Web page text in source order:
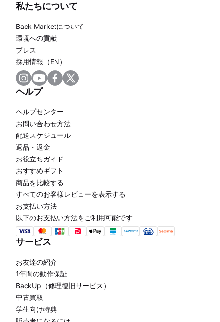
私たちについて
Back Marketについて
環境への貢献
プレス
採用情報（EN）
ヘルプ
ヘルプセンター
お問い合わせ方法
配送スケジュール
返品・返金
お役立ちガイド
おすすめギフト
商品を比較する
すべてのお客様レビューを表示する
お支払い方法
以下のお支払い方法をご利用可能です
サービス
お友達の紹介
1年間の動作保証
BackUp（修理復旧サービス）
中古買取
学生向け特典